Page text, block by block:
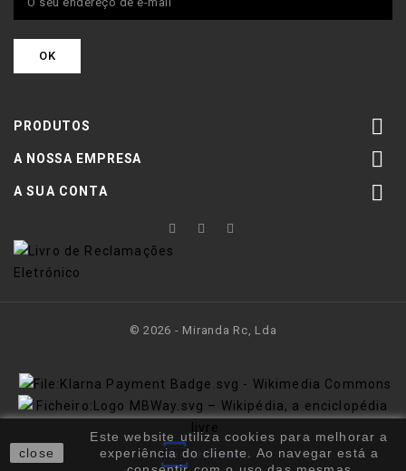
PRODUTOS 
A NOSSA EMPRESA 
A SUA CONTA 
close
Este website utiliza cookies para melhorar a
experiência do cliente. Ao navegar está a
© 2026 - Miranda Rc, Lda